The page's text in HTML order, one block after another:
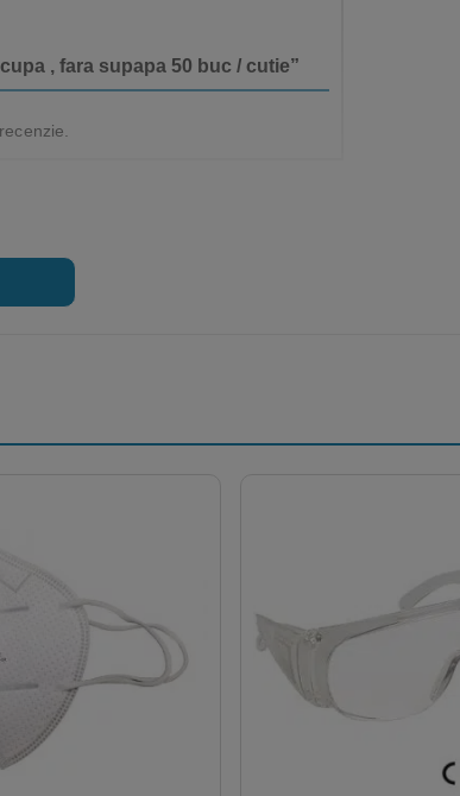
, fara supapa 50 buc / cutie”